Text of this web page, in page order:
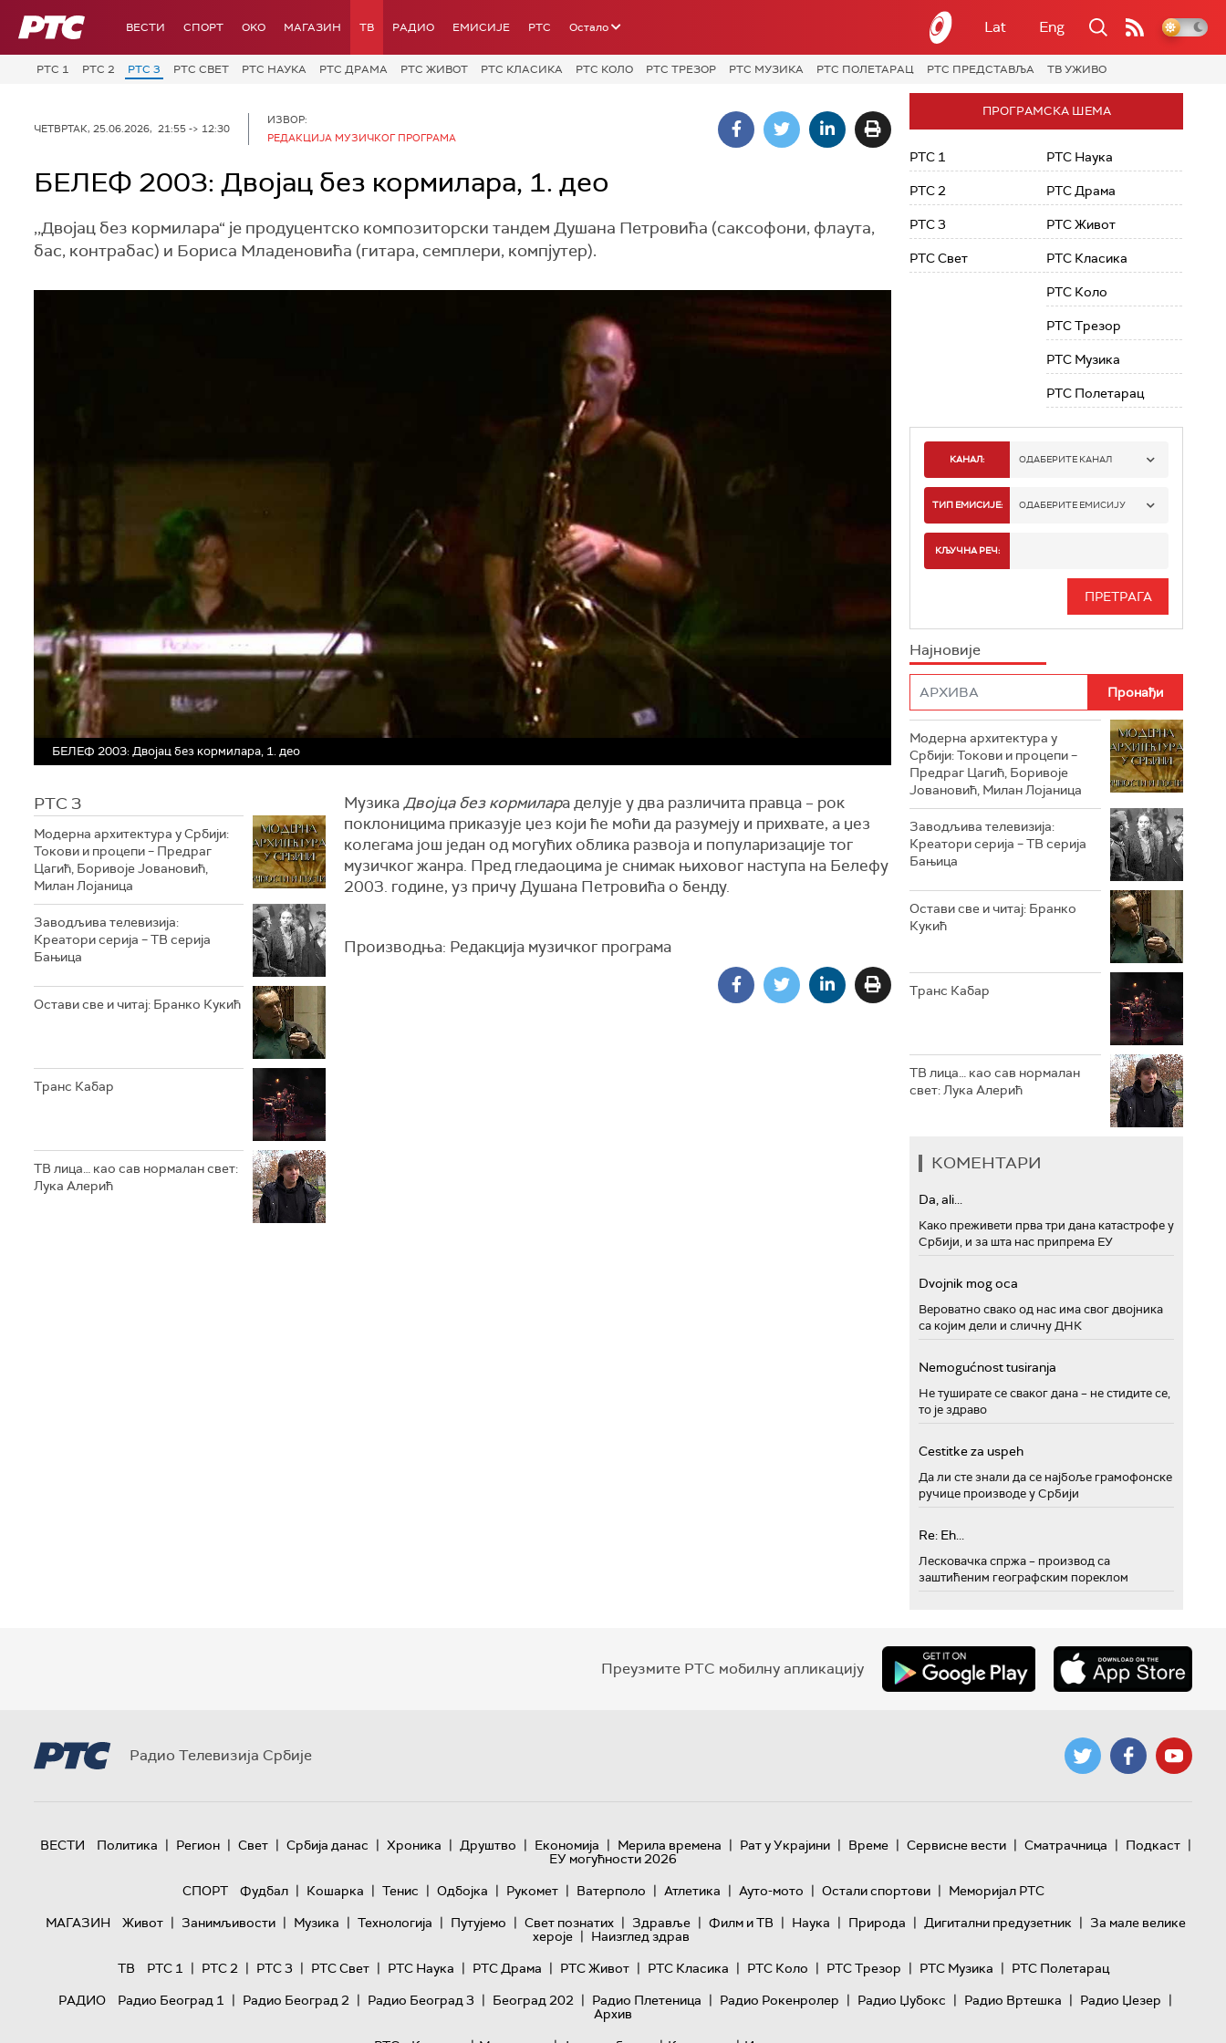
РТС ВЕСТИ СПОРТ OKO МАГАЗИН ТВ РАДИО ЕМИСИЈЕ РТС Остало Lat Eng
РТС 1 РТС 2 РТС 3 РТС СВЕТ РТС НАУКА РТС ДРАМА РТС ЖИВОТ РТС КЛАСИКА РТС КОЛО РТС ТРЕЗОР РТС МУЗИКА РТС ПОЛЕТАРАЦ РТС ПРЕДСТАВЉА ТВ УЖИВО
ЧЕТВРТАК, 25.06.2026, 21:55 -> 12:30
ИЗВОР:
РЕДАКЦИЈА МУЗИЧКОГ ПРОГРАМА
БЕЛЕФ 2003: Двојац без кормилара, 1. део
,,Двојац без кормилара“ је продуцентско композиторски тандем Душана Петровића (саксофони, флаута,
бас, контрабас) и Бориса Младеновића (гитара, семплери, компјутер).
БЕЛЕФ 2003: Двојац без кормилара, 1. део
РТС 3
Модерна архитектура у Србији:
Токови и процепи – Предраг
Цагић, Боривоје Јовановић,
Милан Лојаница
Заводљива телевизија:
Креатори серија – ТВ серија
Бањица
Остави све и читај: Бранко Кукић
Транс Кабар
ТВ лица… као сав нормалан свет:
Лука Алерић
МузикаДвојца без кормилара делује у два различита правца – рок
поклоницима приказује џез који ће моћи да разумеју и прихвате, а џез
колегама још један од могућих облика развоја и популаризације тог
музичког жанра. Пред гледаоцима је снимак њиховог наступа на Белефу
2003. године, уз причу Душана Петровића о бенду.
Производња: Редакција музичког програма
ПРОГРАМСКА ШЕМА
РТС 1
РТС 2
РТС 3
РТС Свет
РТС Наука
РТС Драма
РТС Живот
РТС Класика
РТС Коло
РТС Трезор
РТС Музика
РТС Полетарац
КАНАЛ: ОДАБЕРИТЕ КАНАЛ
РТС 1
РТС 3
РТС ЖИВОТ
РТС КЛАСИКА
РТС ТРЕЗОР
РТС МУЗИКА
РТС ПОЛЕТАРАЦ
ТИП ЕМИСИЈЕ: ОДАБЕРИТЕ ЕМИСИЈУ
КЉУЧНА РЕЧ:
Најновије
Модерна архитектура у
Србији: Токови и процепи –
Предраг Цагић, Боривоје
Јовановић, Милан Лојаница
Заводљива телевизија:
Креатори серија – ТВ серија
Бањица
Остави све и читај: Бранко
Кукић
Транс Кабар
ТВ лица… као сав нормалан
свет: Лука Алерић
КОМЕНТАРИ
Da, ali...
Како преживети прва три дана катастрофе у
Србији, и за шта нас припрема ЕУ
Dvojnik mog oca
Вероватно свако од нас има свог двојника
са којим дели и сличну ДНК
Nemogućnost tusiranja
Не туширате се сваког дана – не стидите се,
то је здраво
Cestitke za uspeh
Да ли сте знали да се најбоље грамофонске
ручице производе у Србији
Re: Eh...
Лесковачка спржа – производ са
заштићеним географским пореклом
Преузмите РТС мобилну апликацију
Радио Телевизија Србије
ВЕСТИ Политика | Регион | Свет | Србија данас | Хроника | Друштво | Економија | Мерила времена | Рат у Украјини | Време | Сервисне вести | Сматрачница | Подкаст |
ЕУ могућности 2026
СПОРТ
Фудбал | Кошарка | Тенис | Одбојка | Рукомет | Ватерполо | Атлетика | Ауто-мото | Остали спортови | Меморијал РТС
МАГАЗИН
Живот | Занимљивости | Музика | Технологијa | Путујемо | Свет познатих | Здравље | Филм и ТВ | Наука | Природа | Дигитални предузетник | За мале велике
хероје | Наизглед здрав
ТВ
РТС 1 | РТС 2 | РТС 3 | РТС Свет | РТС Наука | РТС Драма | РТС Живот | РТС Класика | РТС Коло | РТС Трезор | РТС Музика | РТС Полетарац
РАДИО
Радио Београд 1 | Радио Београд 2 | Радио Београд 3 | Београд 202 | Радио Плетеница | Радио Рокенролер | Радио Џубокс | Радио Вртешка | Радио Џезер |
Архив